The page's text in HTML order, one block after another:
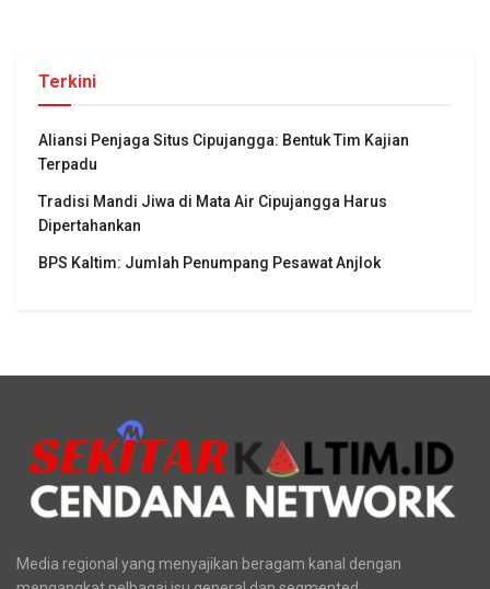
Terkini
Aliansi Penjaga Situs Cipujangga: Bentuk Tim Kajian